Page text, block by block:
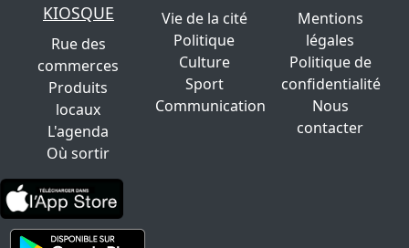
KIOSQUE
Rue des
commerces
Produits
locaux
L'agenda
Où sortir
Vie de la cité
Politique
Culture
Sport
Communication
Mentions
légales
Politique de
confidentialité
Nous
contacter